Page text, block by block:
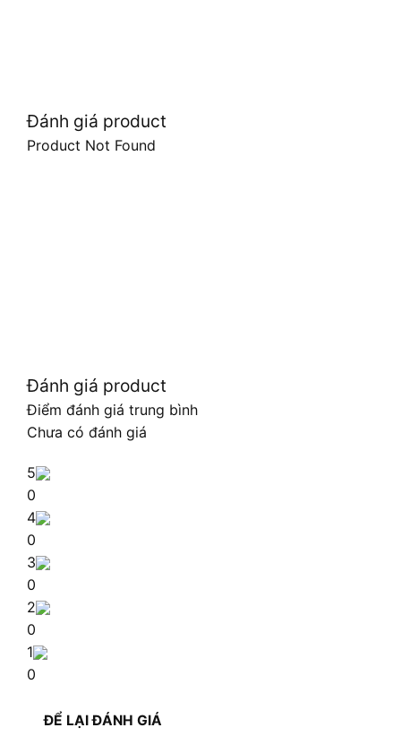
Đánh giá product
Product Not Found
Đánh giá product
Điểm đánh giá trung bình
Chưa có đánh giá
5
0
4
0
3
0
2
0
1
0
ĐỂ LẠI ĐÁNH GIÁ